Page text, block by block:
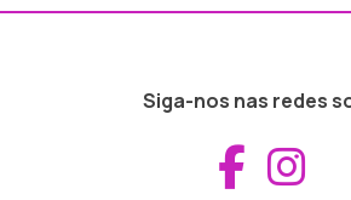
Siga-nos nas redes